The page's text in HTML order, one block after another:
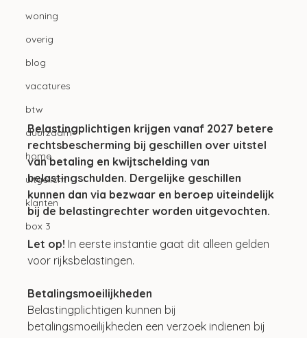
woning
overig
blog
vacatures
btw
duurzaam
home
uitgelicht
klanten
box 3
Belastingplichtigen krijgen vanaf 2027 betere
rechtsbescherming bij geschillen over uitstel
van betaling en kwijtschelding van
belastingschulden. Dergelijke geschillen
kunnen dan via bezwaar en beroep uiteindelijk
bij de belastingrechter worden uitgevochten.
Let op! In eerste instantie gaat dit alleen gelden
voor rijksbelastingen.
Betalingsmoeilijkheden
Belastingplichtigen kunnen bij
betalingsmoeilijkheden een verzoek indienen bij